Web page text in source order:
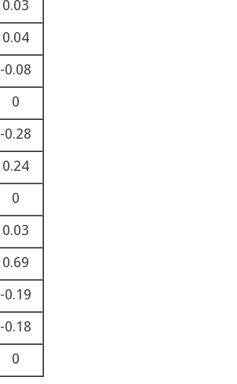
0.03
0.04
-0.08
0
-0.28
0.24
0
0.03
0.69
-0.19
-0.18
0